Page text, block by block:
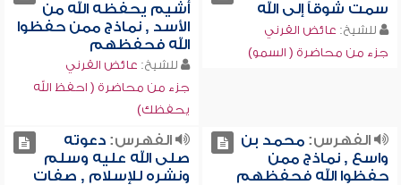
سمت شوقاً إلى الله
للشيخ: عائض القرني
جزء من محاضرة ( السمو)
أشيم يحفظه الله من
الأسد , نماذج ممن حفظوا
الله فحفظهم
للشيخ: عائض القرني
جزء من محاضرة ( احفظ الله
يحفظك)
الفهرس:محمد بن
واسع , نماذج ممن
حفظوا الله فحفظهم
الفهرس:دعوته
صلى الله عليه وسلم
ونشره للإسلام , صفات